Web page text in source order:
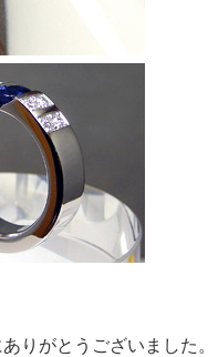
りがとうございました。